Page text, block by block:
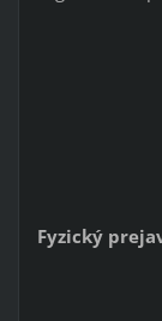
Fyzický